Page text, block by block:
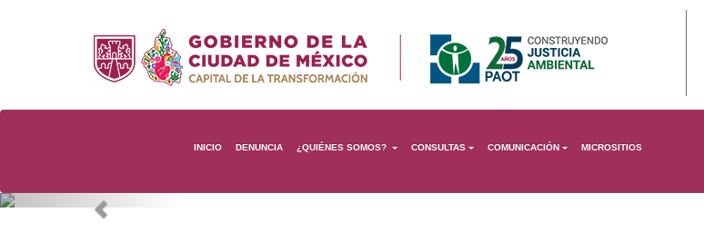
INICIO DENUNCIA ¿QUIÉNES SOMOS? CONSULTAS COMUNICACIÓN MICROSITIOS
Previous